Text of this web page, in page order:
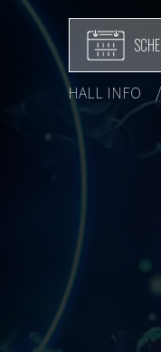
HALL INFO